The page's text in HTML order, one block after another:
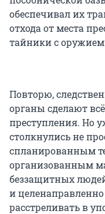
обеспечивал их
отхода от места
тайники с
Повторю,
органы сделают
преступления. Но
столкнулись не
спланированным
организованным
беззащитных
и
расстреливать в